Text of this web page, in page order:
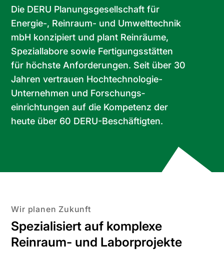
IT
Gebäudeautomation
Reinraumtechnik
Labortechnik
Versorgungs-
und
Entsorgungstechnik
Energietechnik
Umwelttechnik
Hook-
Qualifizierung
und
Fakten
Geschichte
Team
News
Mitarbeiter
Werkstudent
Ausbildung
Praktikum
Kontaktseite
Kontaktdaten
Anfahrt
Impressum
Datenschutz
Kontaktformular
Die DERU Planungsgesellschaft für
Energie-, Reinraum- und Umwelttechnik
mbH konzipiert und plant Reinräume,
Speziallabore sowie Fertigungsstätten
für höchste Anforderungen. Seit über 30
Jahren vertrauen Hochtechnologie-
Unternehmen und Forschungs­
einrichtungen auf die Kompetenz der
heute über 60 DERU-Beschäftigten.
Wir planen Zukunft
Spezialisiert auf komplexe
Reinraum- und Labor­projekte